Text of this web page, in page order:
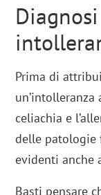
Prima di
celiachia e
delle patologie
evidenti anche
Basti pensare